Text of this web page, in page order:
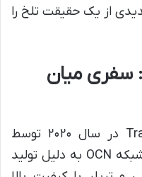
از یک حقیقت تلخ را
سفری میان
با نام اصلی Train در سال ۲۰۲۰ توسط
شبکه OCN به روی آنتن رفت. شبکه OCN به دلیل تولید